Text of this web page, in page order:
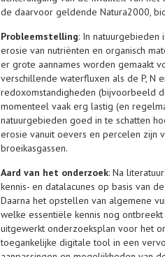
de daarvoor geldende Natura2000,
Probleemstelling: In
erosie van nutriënten en organisch
er grote aannames worden gemaakt
verschillende waterfluxen als de P, N
redoxomstandigheden (bijvoorbeeld
momenteel vaak erg lastig (en
natuurgebieden goed in te schatten
erosie vanuit oevers en percelen zijn
broeikasgassen.
Aard van het onderzoek: Na
kennis- en datalacunes op basis van
Daarna het opstellen van algemene
welke essentiële kennis nog
uitgewerkt onderzoeksplan voor het
toegankelijke digitale tool in een